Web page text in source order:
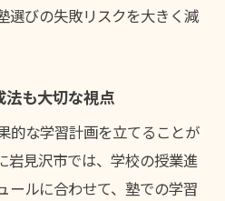
選びの失敗リスクを大きく減
法も大切な視点
的な学習計画を立てることが
岩見沢市では、学校の授業進
ールに合わせて、塾での学習